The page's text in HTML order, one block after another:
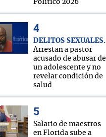
Político 2026
DELITOS SEXUALES
Arrestan a pastor
acusado de abusar de
un adolescente y no
revelar condición de
salud
Salario de maestros
en Florida sube a